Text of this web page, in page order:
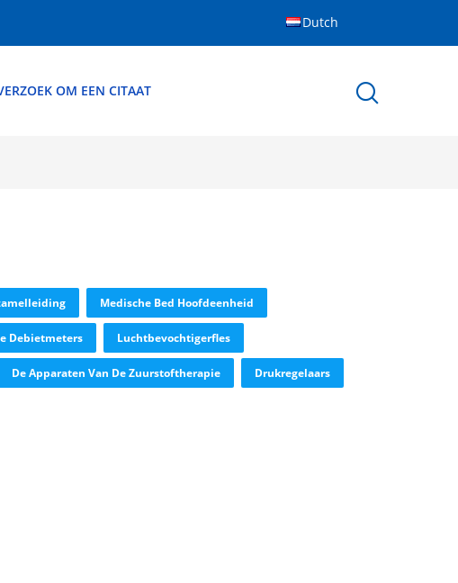
Dutch
OM EEN CITAAT
Medische Bed Hoofdeenheid
Debietmeters Luchtbevochtigerfles
De Apparaten Van De Zuurstoftherapie Drukregelaars